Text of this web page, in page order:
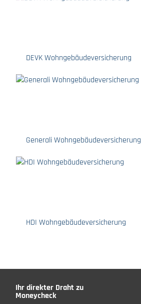
DEVK Wohngebäudeversicherung
Generali Wohngebäudeversicherung
HDI Wohngebäudeversicherung
Ihr direkter Draht zu
Moneycheck